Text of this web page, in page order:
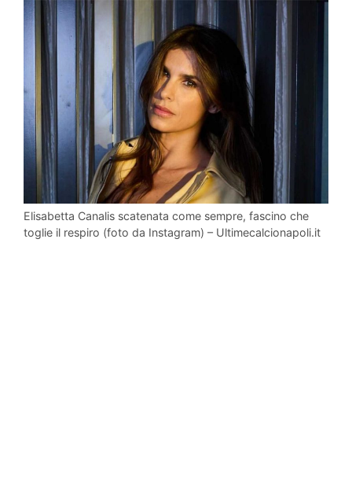
Elisabetta Canalis scatenata come sempre, fascino che
toglie il respiro (foto da Instagram) – Ultimecalcionapoli.it